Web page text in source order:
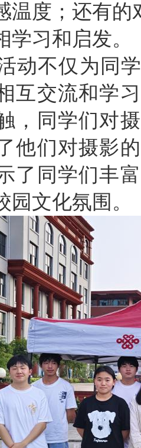
温度；还有
学习和启发。
动不仅为同
互交流和学
，同学们对
他们对摄影
了同学们丰
文化氛围。